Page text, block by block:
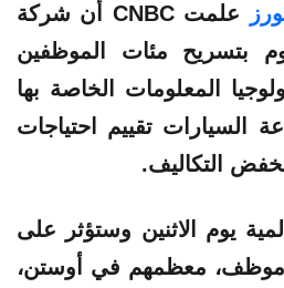
علمت CNBC أن شركة
بتسريح مئات الموظفين
المعلومات الخاصة بها
السيارات تقييم احتياجات
التكاليف.
يوم الاثنين وستؤثر على
حوالي 500 إلى 600 موظف، معظمهم في أوستن،